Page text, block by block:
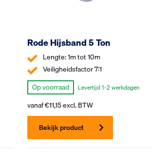
Rode Hijsband 5 Ton
Lengte: 1m tot 10m
Veiligheidsfactor 7:1
Op voorraad
Levertijd 1-2 werkdagen
vanaf€11,15excl. BTW
Bekijk product